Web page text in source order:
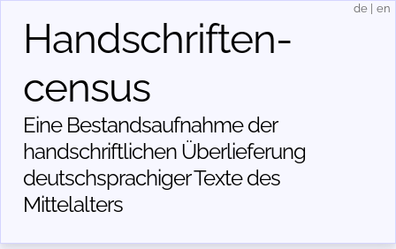
Handschriften­
census
Eine Bestandsaufnahme der
handschriftlichen Über­lieferung
deutschsprachiger Texte des
Mittelalters
de en